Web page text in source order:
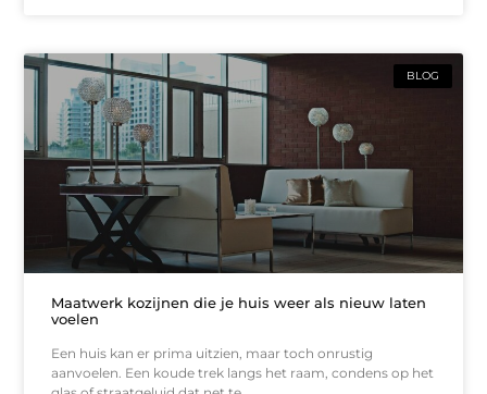
BLOG
Maatwerk kozijnen die je huis weer als nieuw laten
voelen
Een huis kan er prima uitzien, maar toch onrustig
aanvoelen. Een koude trek langs het raam, condens op het